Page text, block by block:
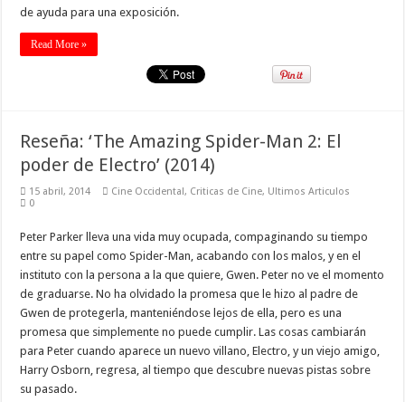
de ayuda para una exposición.
Read More »
Reseña: ‘The Amazing Spider-Man 2: El
poder de Electro’ (2014)
15 abril, 2014 Cine Occidental, Criticas de Cine, Ultimos Articulos
0
Peter Parker lleva una vida muy ocupada, compaginando su tiempo
entre su papel como Spider-Man, acabando con los malos, y en el
instituto con la persona a la que quiere, Gwen. Peter no ve el momento
de graduarse. No ha olvidado la promesa que le hizo al padre de
Gwen de protegerla, manteniéndose lejos de ella, pero es una
promesa que simplemente no puede cumplir. Las cosas cambiarán
para Peter cuando aparece un nuevo villano, Electro, y un viejo amigo,
Harry Osborn, regresa, al tiempo que descubre nuevas pistas sobre
su pasado.